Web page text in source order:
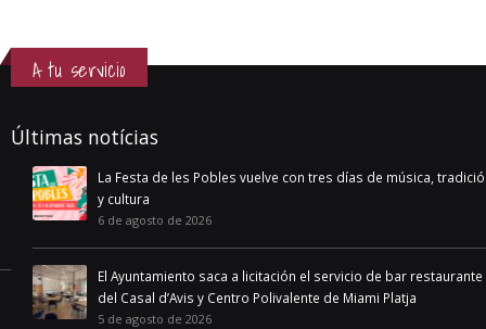
A tu servicio
Últimas notícias
La Festa de les Pobles vuelve con tres días de música, tradición
y cultura
6 de agosto de 2026
El Ayuntamiento saca a licitación el servicio de bar restaurante
del Casal d’Avis y Centro Polivalente de Miami Platja
5 de agosto de 2026